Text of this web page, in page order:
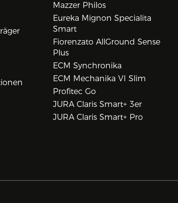
Mazzer Philos
Eureka Mignon Specialita
Smart
Fiorenzato AllGround Sense
Plus
ECM Synchronika
ECM Mechanika VI Slim
Profitec Go
JURA Claris Smart+ 3er
JURA Claris Smart+ Pro